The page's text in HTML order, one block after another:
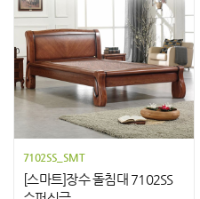
7102SS_SMT
[스마트]장수 돌침대 7102SS